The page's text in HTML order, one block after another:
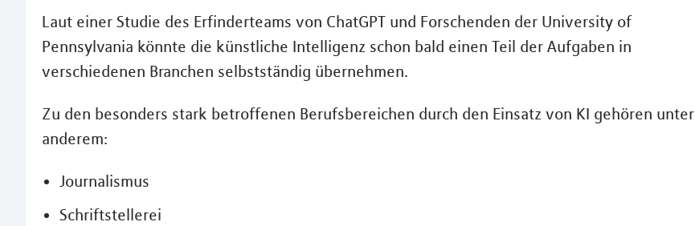
Laut einer Studie des Erfinderteams von ChatGPT und Forschenden der University of
Pennsylvania könnte die künstliche Intelligenz schon bald einen Teil der Aufgaben in
verschiedenen Branchen selbstständig übernehmen.
Zu den besonders stark betroffenen Berufsbereichen durch den Einsatz von KI gehören unter
anderem:
Journalismus
Schriftstellerei